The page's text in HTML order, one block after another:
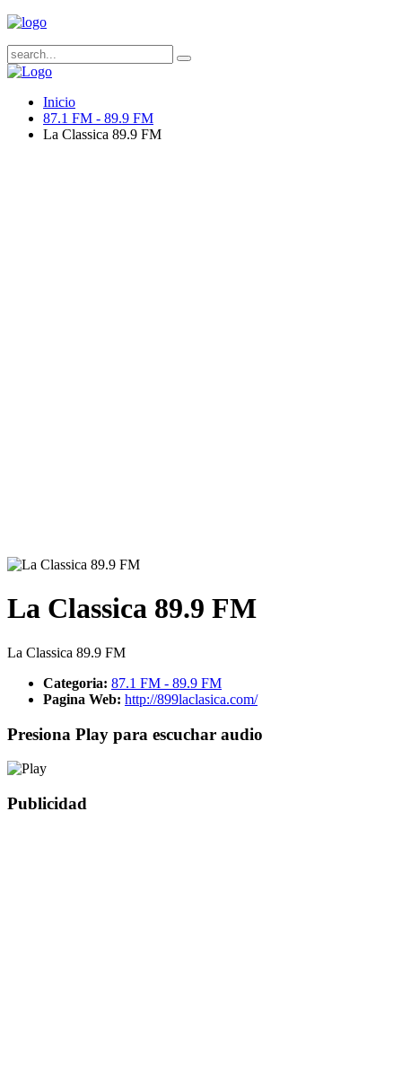
Inicio
87.1 FM - 89.9 FM
La Classica 89.9 FM
La Classica 89.9 FM
La Classica 89.9 FM
Categoria: 87.1 FM - 89.9 FM
Pagina Web: http://899laclasica.com/
Presiona Play para escuchar audio
Publicidad